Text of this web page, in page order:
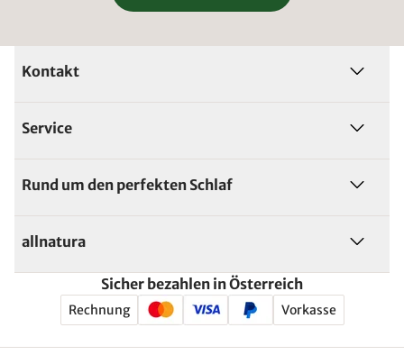
Kontakt
Service
Rund um den perfekten Schlaf
allnatura
Sicher bezahlen in Österreich
Rechnung Vorkasse